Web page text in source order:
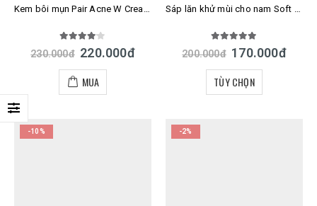
Kem bôi mụn Pair Acne W Cream Nhật Bản 24g mẫu mới
out of 5
230.000đ 220.000đ
MUA
Sáp lăn khử mùi cho nam Soft Stone Nhật 20g
out of 5
200.000đ 170.000đ
TÙY CHỌN
-10% -2%